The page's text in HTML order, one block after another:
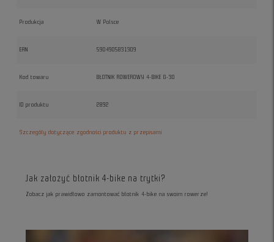
Produkcja W Polsce
EAN 5904905831309
Kod towaru BŁOTNIK ROWEROWY 4-BIKE G-30
ID produktu 2892
Szczegóły dotyczące zgodności produktu z przepisami
Jak założyć błotnik 4-bike na trytki?
Zobacz jak prawidłowo zamontować błotnik 4-bike na swoim rowerze!